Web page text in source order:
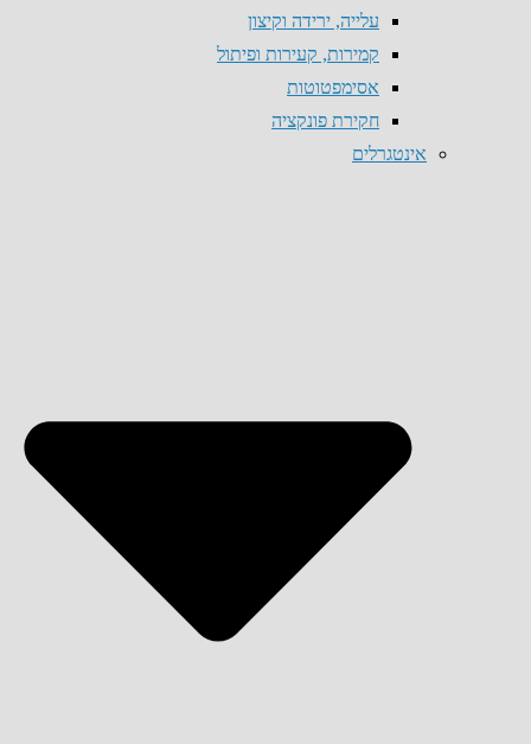
עלייה, ירידה וקיצון
קמירות, קעירות ופיתול
אסימפטוטות
חקירת פונקציה
אינטגרלים